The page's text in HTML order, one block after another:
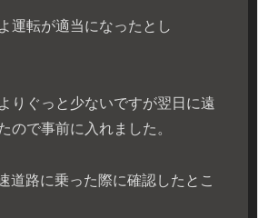
運転が適当になったとし
りぐっと少ないですが翌日に遠
ので事前に入れました。
道路に乗った際に確認したとこ